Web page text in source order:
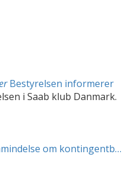
Bestyrelsen informerer
i Saab klub Danmark.
om kontingentb…